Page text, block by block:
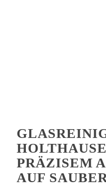
PRÄZISEM
AUF